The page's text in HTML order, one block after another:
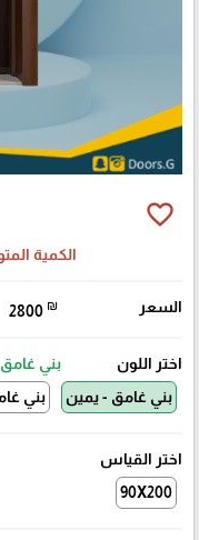
favorite_border
الكمية
السعر 2800 ₪
اختر اللون
بني
بني غامق - يمين
بني
اختر القياس
90X200